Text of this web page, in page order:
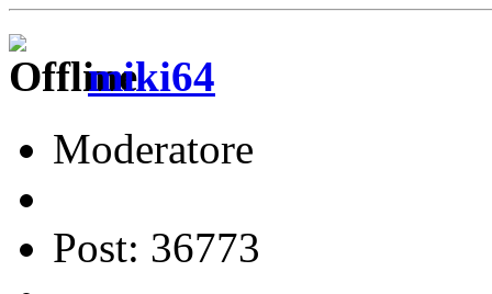
miki64
Moderatore
Post: 36773